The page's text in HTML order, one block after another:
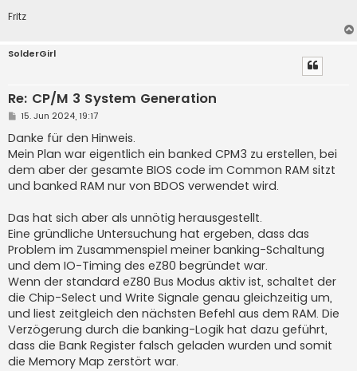
Fritz
SolderGirl
Re: CP/M 3 System Generation
B
i
t
r
a
g
15. Jun 2024, 19:17
Danke für den Hinweis.
Mein Plan war eigentlich ein banked CPM3 zu erstellen, bei
dem aber der gesamte BIOS code im Common RAM sitzt
und banked RAM nur von BDOS verwendet wird.
Das hat sich aber als unnötig herausgestellt.
Eine gründliche Untersuchung hat ergeben, dass das
Problem im Zusammenspiel meiner banking-Schaltung
und dem IO-Timing des eZ80 begründet war.
Wenn der standard eZ80 Bus Modus aktiv ist, schaltet der
die Chip-Select und Write Signale genau gleichzeitig um,
und liest zeitgleich den nächsten Befehl aus dem RAM. Die
Verzögerung durch die banking-Logik hat dazu geführt,
dass die Bank Register falsch geladen wurden und somit
die Memory Map zerstört war.